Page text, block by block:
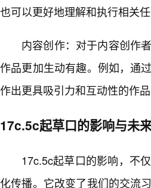
也可以更好地理解和执行相关任
内容创作：对于内容创作
作品更加生动有趣。例如，通
作出更具吸引力和互动性的作
17c.5c起草口的影响与未
17c.5c起草口的影响，不
化传播。它改变了我们的交流